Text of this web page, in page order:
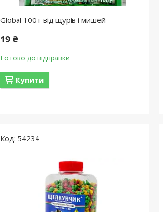
Global 100 г від щурів і мишей
19 ₴
Готово до відправки
Купити
54234